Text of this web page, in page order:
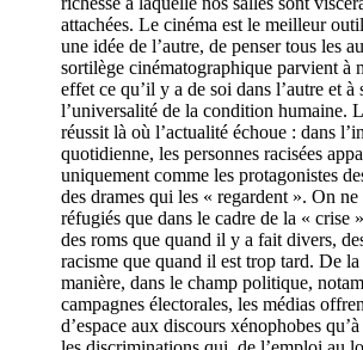
attachées. Le cinéma est le meilleur
une idée de l’autre, de penser tous les
sortilège cinématographique parvient à
effet ce qu’il y a de soi dans l’autre et à
l’universalité de la condition humaine.
réussit là où l’actualité échoue : dans
quotidienne, les personnes racisées
uniquement comme les protagonistes
des drames qui les « regardent ». On ne
réfugiés que dans le cadre de la « crise
des roms que quand il y a fait divers,
racisme que quand il est trop tard. De la
manière, dans le champ politique,
campagnes électorales, les médias
d’espace aux discours xénophobes